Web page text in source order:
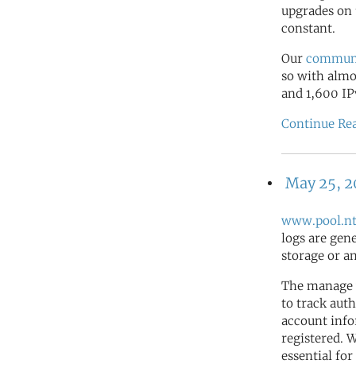
upgrades
constant.
Our
so with
and 1,600
Continue
May 25,
logs are
storage or
The
to track
account
registered.
essential